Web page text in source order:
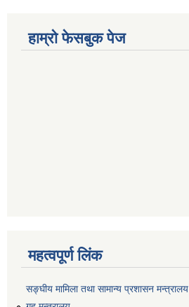
हाम्रो फेसबुक पेज
महत्वपूर्ण लिंक
सङ्‍घीय मामिला तथा सामान्य प्रशासन मन्त्रालय